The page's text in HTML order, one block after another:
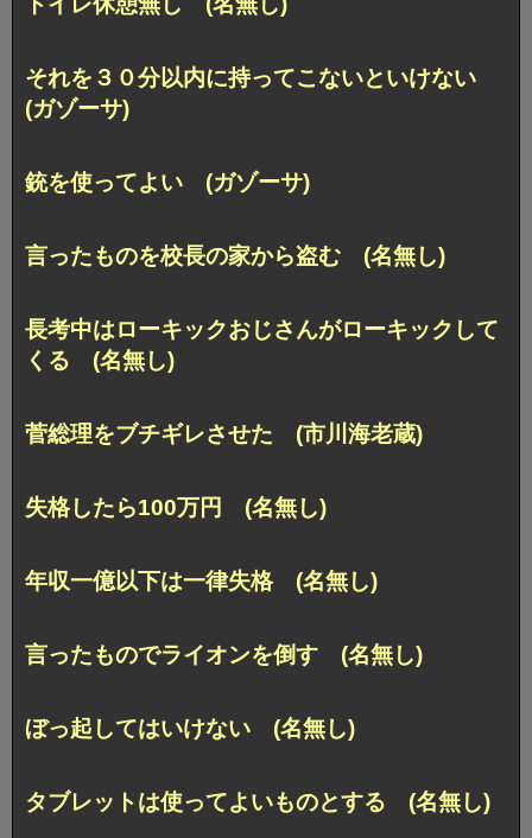
それを３０分以内に持ってこないといけない
(ガゾーサ)
銃を使ってよい (ガゾーサ)
言ったものを校長の家から盗む (名無し)
長考中はローキックおじさんがローキックして
くる (名無し)
菅総理をブチギレさせた (市川海老蔵)
失格したら100万円 (名無し)
年収一億以下は一律失格 (名無し)
言ったものでライオンを倒す (名無し)
ぼっ起してはいけない (名無し)
タブレットは使ってよいものとする (名無し)